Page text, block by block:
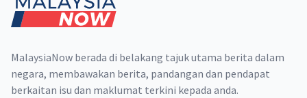
MalaysiaNow berada di belakang tajuk utama berita dalam
negara, membawakan berita, pandangan dan pendapat
berkaitan isu dan maklumat terkini kepada anda.